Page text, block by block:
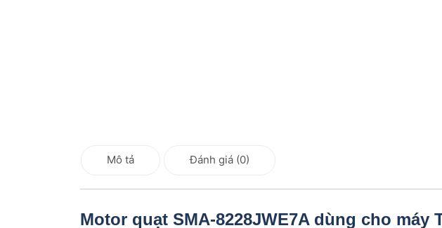
Mô tả Đánh giá (0)
Motor quạt SMA-8228JWE7A dùng cho máy